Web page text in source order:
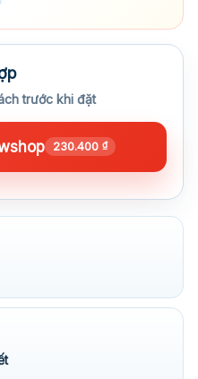
trước khi đặt
230.400 ₫